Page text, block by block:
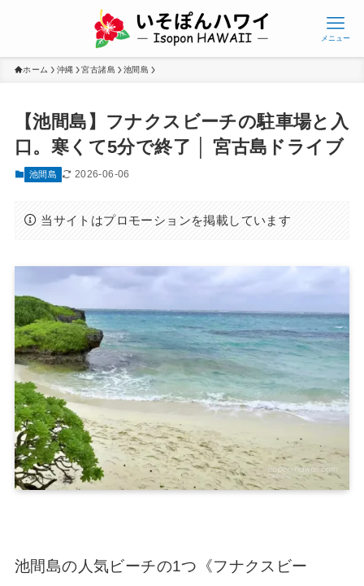
メニュー
ホーム 沖縄 宮古諸島 池間島
【池間島】フナクスビーチの駐車場と入
口。寒くて5分で終了 │ 宮古島ドライブ
池間島 2026-06-06
当サイトはプロモーションを掲載しています
池間島の人気ビーチの1つ《フナクスビー